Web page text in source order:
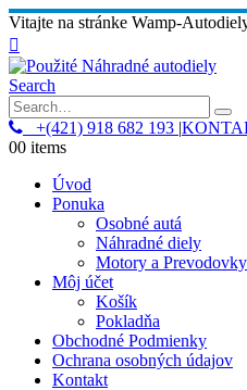
Vitajte na stránke Wamp-
Search
+(421) 918 682 193 |
00 items
Úvod
Ponuka
Osobné autá
Náhradné diely
Motory a Prevodovky
Môj účet
Košík
Pokladňa
Obchodné Podmienky
Ochrana osobných údajov
Kontakt